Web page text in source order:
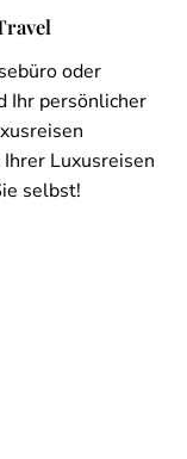
oder
Ihr persönlicher
Luxusreisen
selbst!